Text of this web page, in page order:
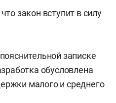
закон вступит в силу
записке
обусловлена
малого и среднего